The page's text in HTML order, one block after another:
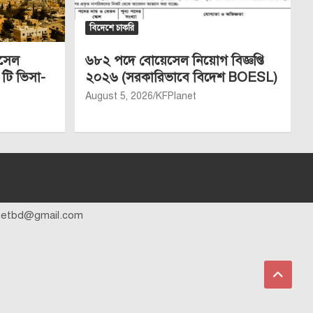
ভিসা-
বিদেশে চাকরি
৬৮২ পদে বোয়েসেল নিয়োগ বিজ্ঞপ্তি
২০২৬ (সরকারিভাবে বিদেশ BOESL)
August 5, 2026 KFPlanet